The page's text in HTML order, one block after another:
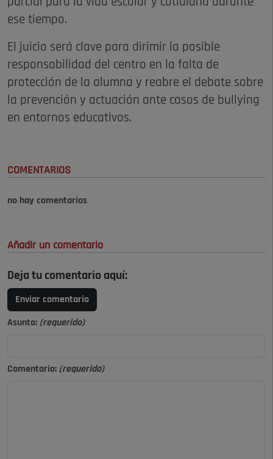
ese tiempo.
El juicio será clave para dirimir la posible
responsabilidad del centro en la falta de
protección de la alumna y reabre el debate sobre
la prevención y actuación ante casos de bullying
en entornos educativos.
COMENTARIOS
no hay comentarios
Añadir un comentario
Deja tu comentario aquí:
Enviar comentario
Asunto: (requerido)
Comentario: (requerido)